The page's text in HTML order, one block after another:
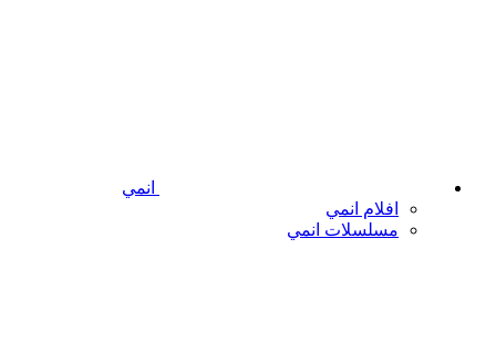
انمي
افلام انمي
مسلسلات انمي